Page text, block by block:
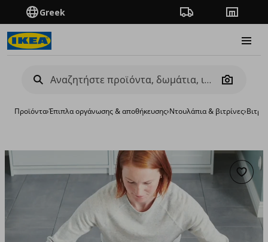
Greek Πορεία παραγγελίας
Camera
Προϊόντα›Έπιπλα οργάνωσης & αποθήκευσης›Ντουλάπια & βιτρίνες›